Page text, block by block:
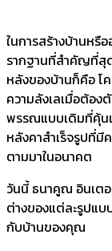
ในการสร้างบ้านหรื
รากฐานที่สำคัญที่สุ
หลังของบ้านก็คือ โ
ความลังเลเมื่อต้อง
พรรณแบบเดิมที่คุ้นเ
หลังคาสำเร็จรูปที่
ตามมาในอนาคต
วันนี้ ธนาคูณ อินเตอ
ต่างของแต่ละรูปแ
กับบ้านของคุณ